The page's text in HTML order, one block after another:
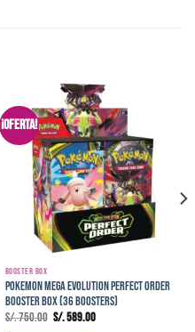
¡Oferta!
BOOSTER BOX
Pokemon Mega Evolution Perfect Order
Booster Box (36 Boosters)
S/.750.00 El
S/.589.00El